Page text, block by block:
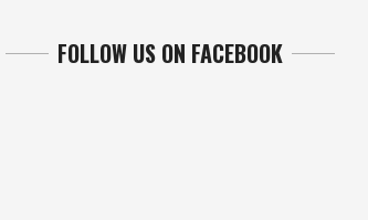
FOLLOW US ON FACEBOOK